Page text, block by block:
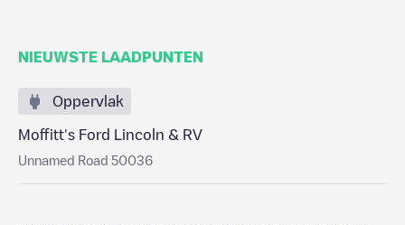
NIEUWSTE LAADPUNTEN
Oppervlak
Moffitt's Ford Lincoln & RV
Unnamed Road 50036